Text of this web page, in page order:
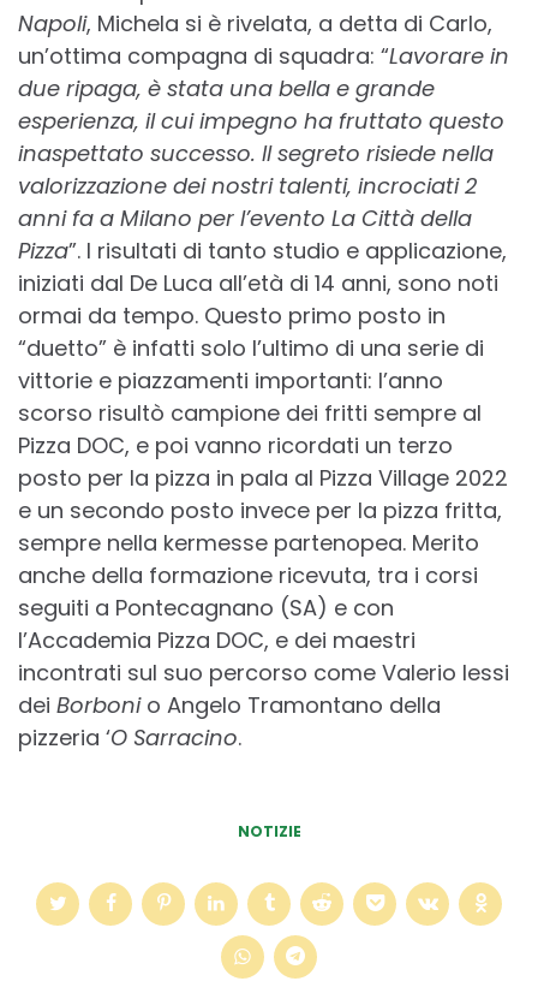
Napoli, Michela si è rivelata, a detta di Carlo,
un’ottima compagna di squadra: “Lavorare in
due ripaga, è stata una bella e grande
esperienza, il cui impegno ha fruttato questo
inaspettato successo. Il segreto risiede nella
valorizzazione dei nostri talenti, incrociati 2
anni fa a Milano per l’evento La Città della
Pizza”. I risultati di tanto studio e applicazione,
iniziati dal De Luca all’età di 14 anni, sono noti
ormai da tempo. Questo primo posto in
“duetto” è infatti solo l’ultimo di una serie di
vittorie e piazzamenti importanti: l’anno
scorso risultò campione dei fritti sempre al
Pizza DOC, e poi vanno ricordati un terzo
posto per la pizza in pala al Pizza Village 2022
e un secondo posto invece per la pizza fritta,
sempre nella kermesse partenopea. Merito
anche della formazione ricevuta, tra i corsi
seguiti a Pontecagnano (SA) e con
l’Accademia Pizza DOC, e dei maestri
incontrati sul suo percorso come Valerio Iessi
dei Borbonio Angelo Tramontano della
pizzeria ‘O Sarracino.
NOTIZIE